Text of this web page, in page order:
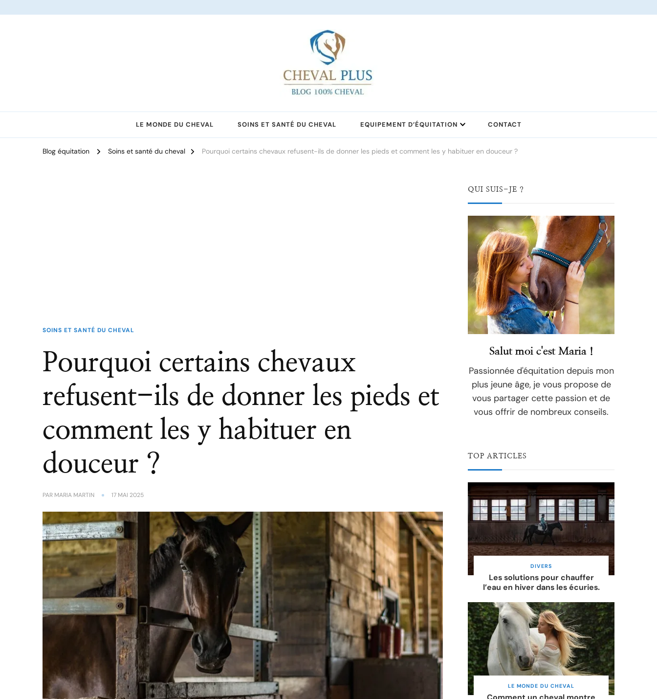
LE MONDE DU CHEVAL SOINS ET SANTÉ DU CHEVAL EQUIPEMENT D’ÉQUITATION CONTACT
Blog équitation Soins et santé du cheval Pourquoi certains chevaux refusent-ils de donner les pieds et comment les y habituer en douceur ?
SOINS ET SANTÉ DU CHEVAL
Pourquoi certains chevaux
refusent-ils de donner les pieds et
comment les y habituer en
douceur ?
PAR MARIA MARTIN 17 MAI 2025
QUI SUIS-JE ?
Salut moi c'est Maria !
Passionnée d'équitation depuis mon
plus jeune âge, je vous propose de
vous partager cette passion et de
vous offrir de nombreux conseils.
TOP ARTICLES
DIVERS
Les solutions pour chauffer
l’eau en hiver dans les écuries.
LE MONDE DU CHEVAL